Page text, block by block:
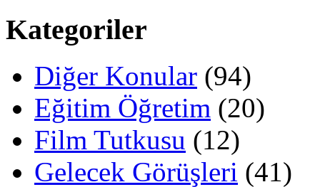
Kategoriler
Diğer Konular (94)
Eğitim Öğretim (20)
Film Tutkusu (12)
Gelecek Görüşleri (41)